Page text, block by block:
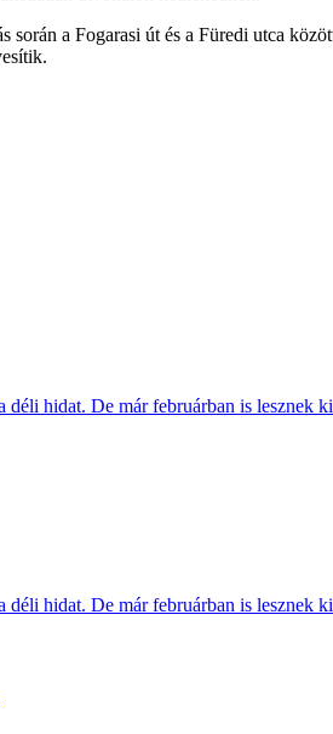
a Fogarasi út és a Füredi utca
hidat. De már februárban is lesznek
hidat. De már februárban is lesznek